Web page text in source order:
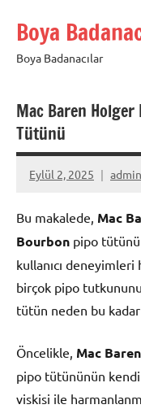
Boya
Boya Badanacılar
Mac Baren
Tütünü
Eylül 2, 2025 admin
Bu makalede, Mac
Bourbon pipo
kullanıcı
birçok pipo
tütün neden bu
Öncelikle, Mac
pipo tütününün
viskisi ile